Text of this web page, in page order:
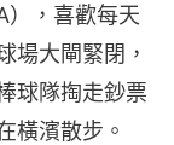
），喜歡每天
場大閘緊閉，
球隊掏走鈔票
橫濱散步。